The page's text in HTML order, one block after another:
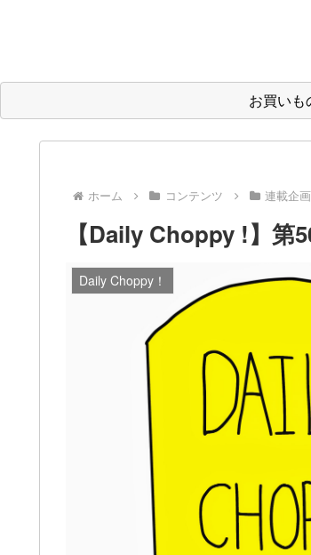
お買いも
ホーム コンテンツ 連載企画
【Daily Choppy !】第
Daily Choppy！